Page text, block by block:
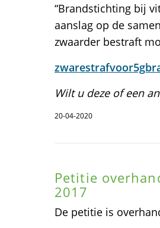
“Brandstichting bij
aanslag op de
zwaarder bestraft
Wilt u deze of een
20-04-2020
Petitie
2017
De petitie is